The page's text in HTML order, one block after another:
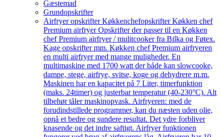
Gæstemad
Grundopskrifter
Airfryer opskrifter Køkkenchefopskrifter Køkken chef
Premium airfryer Opskrifter der passer til en Køkken
chef Premium airfryer / mulitcooker fra Bilka og Føtex.
Kage opskrifter mm. Køkken chef Premium airfryeren
en multi airfryer med mange muligheder. En
multimaskine med 1700 watt der både kan slowcooke,
dampe, stege, airfrye, svitse, koge og dehydrere m.m.
Maskinen har en kapacitet på 7 Liter, timerfunktion
(maks. 24timer) og justerbar temperatur (40-230°C). Alt
tilbehør tåler maskinopvask. Airfryeren: med de
forudindstillede programmer, kan du næsten uden olie,
opnå et bedre og sundere resultat. Det ydre forbliver
knasende og det indre saftigt. Airfryer funktionen